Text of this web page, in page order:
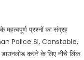
प्रश्नों का संग्रह
Police SI, Constable,
डाउनलोड करने के लिए नीचे लिंक